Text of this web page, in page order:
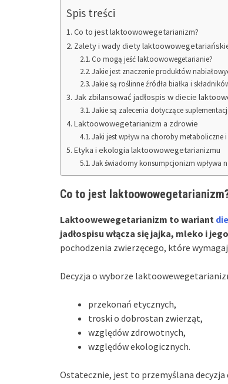
Spis treści
Co to jest laktoowowegetarianizm?
Zalety i wady diety
Co mogą jeść laktoowowegetarianie?
Jakie jest znaczenie produktów
Jakie są roślinne źródła białka i
Jak zbilansować jadłospis w diecie
Jakie są zalecenia dotyczące
Laktoowowegetarianizm a zdrowie
Jaki jest wpływ na choroby metaboliczne
Etyka i ekologia laktoowowegetarianizmu
Jak świadomy konsumpcjonizm wpływa
Co to jest
Laktoowewegetarianizm to wariant
jadłospisu włącza się jajka, mleko i
pochodzenia zwierzęcego, które
Decyzja o wyborze
przekonań etycznych,
troski o dobrostan zwierząt,
względów zdrowotnych,
względów ekologicznych.
Ostatecznie, jest to przemyślana decyzja